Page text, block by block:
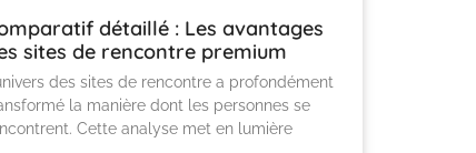
détaillé : Les avantages
sites de rencontre premium
des sites de rencontre a profondément
la manière dont les personnes se
Cette analyse met en lumière